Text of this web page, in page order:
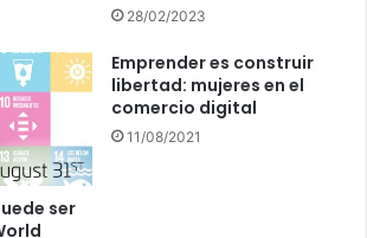
28/02/2023
ser
Emprender es construir
libertad: mujeres en el
comercio digital
11/08/2021